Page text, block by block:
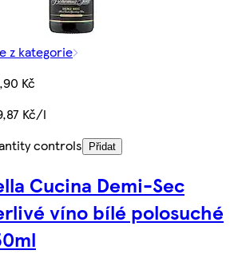
z kategorie
Kč
Kč/l
controls
Přidat
Cucina Demi-Sec
víno bílé polosuché